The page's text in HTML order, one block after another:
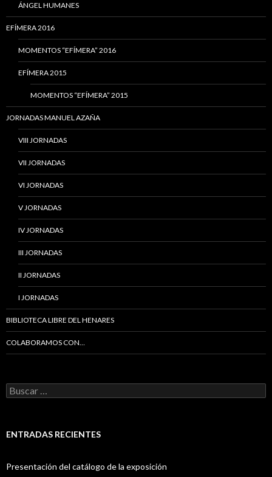
ÁNGEL HUMANES
EFÍMERA 2016
MOMENTOS “EFÍMERA” 2016
EFÍMERA 2015
MOMENTOS “EFÍMERA” 2015
JORNADAS MANUEL AZAÑA
VIII JORNADAS
VII JORNADAS
VI JORNADAS
V JORNADAS
IV JORNADAS
III JORNADAS
II JORNADAS
I JORNADAS
BIBLIOTECA LIBRE DEL HENARES
COLABORAMOS CON…
B
u
a
ENTRADAS RECIENTES
Presentación del catálogo de la exposición